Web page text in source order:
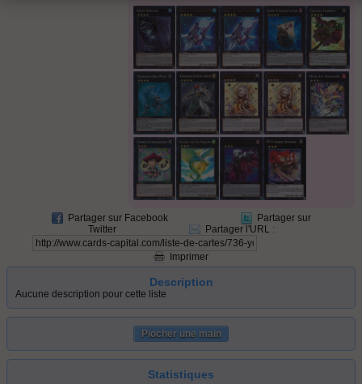
Partager sur Facebook
Partager sur
Twitter
Partager l'URL :
Imprimer
Description
Aucune description pour cette liste
Piocher une main
Statistiques